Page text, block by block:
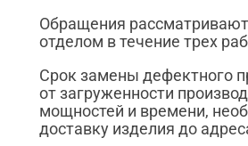
Обращения
отделом в течение трех
Срок замены дефектного
от загруженности
мощностей и времени,
доставку изделия до